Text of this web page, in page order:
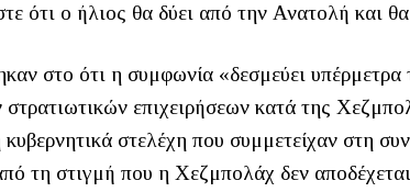
ότι ο ήλιος θα δύει από την Ανατολή και
στο ότι η συμφωνία «δεσμεύει
στρατιωτικών επιχειρήσεων κατά της
στελέχη που συμμετείχαν στη
τη στιγμή που η Χεζμπολάχ δεν